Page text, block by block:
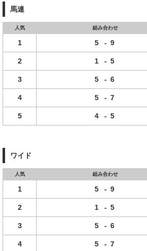
馬連
人気 組み合わせ
1 5 - 9
2 1 - 5
3 5 - 6
4 5 - 7
5 4 - 5
ワイド
人気 組み合わせ
1 5 - 9
2 1 - 5
3 5 - 6
4 5 - 7